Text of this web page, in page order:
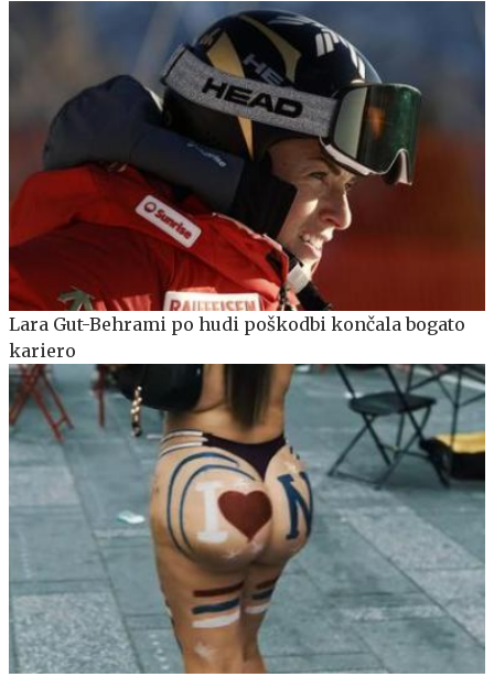
Lara Gut-Behrami po hudi poškodbi končala bogato
kariero